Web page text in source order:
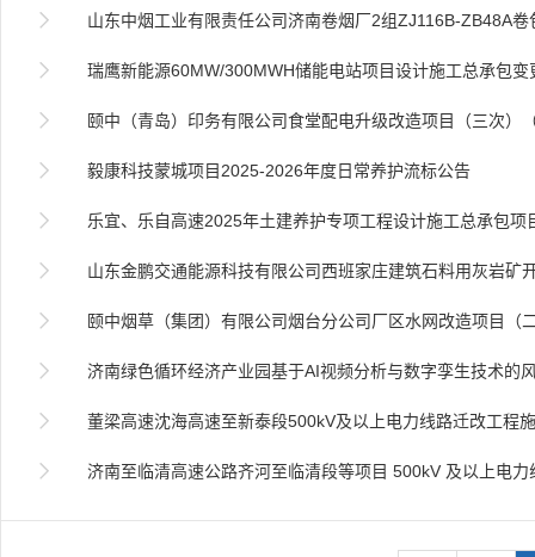
 山东中烟工业有限责任公司济南卷烟厂2组ZJ116B-ZB48A卷包机组配套安装（2024济南）项目（三
 瑞鹰新能源60MW/300MWH储能电站项目设计施工总承包变
 颐中（青岛）印务有限公司食堂配电升级改造项目（三次）（电子招
 毅康科技蒙城项目2025-2026年度日常养护流标公告
 乐宜、乐自高速2025年土建养护专项工程设计施工总承包项
 山东金鹏交通能源科技有限公司西班家庄建筑石料用灰岩矿开采施工矿山总
 颐中烟草（集团）有限公司烟台分公司厂区水网改造项目（
 济南绿色循环经济产业园基于AI视频分析与数字孪生技术的风险防控信息
 董梁高速沈海高速至新泰段500kV及以上电力线路迁改工程施工
 济南至临清高速公路齐河至临清段等项目 500kV 及以上电力线 路迁改设计施工总承包（二